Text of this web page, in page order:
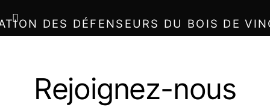
DES DÉFENSEURS DU BOIS DE
Rejoignez-nous